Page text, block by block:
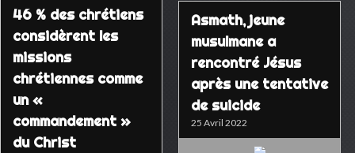
46 % des chrétiens
considèrent les
missions
chrétiennes comme
un «
commandement »
du Christ
Asmath, jeune
musulmane a
rencontré Jésus
après une tentative
de suicide
25 Avril 2022